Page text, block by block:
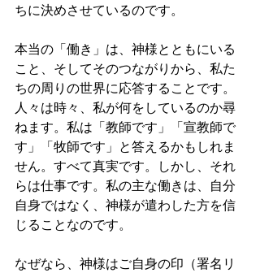
ちに決めさせているのです。
本当の「働き」は、神様とともにいる
こと、そしてそのつながりから、私た
ちの周りの世界に応答することです。
人々は時々、私が何をしているのか尋
ねます。私は「教師です」「宣教師で
す」「牧師です」と答えるかもしれま
せん。すべて真実です。しかし、それ
らは仕事です。私の主な働きは、自分
自身ではなく、神様が遣わした方を信
じることなのです。
なぜなら、神様はご自身の印（署名リ